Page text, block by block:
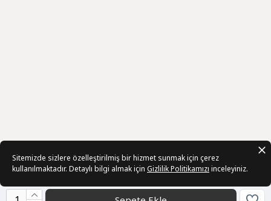
Sitemizde sizlere özelleştirilmiş bir hizmet sunmak için çerez
kullanılmaktadır. Detaylı bilgi almak için Gizlilik Politikamızı inceleyiniz.